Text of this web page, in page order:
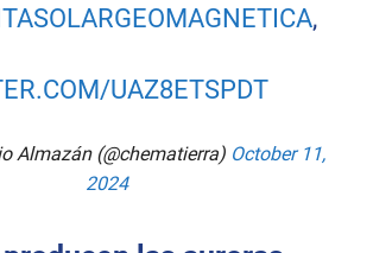
,
UAZ8ETSPDT
Almazán (@chematierra) October 11,
2024